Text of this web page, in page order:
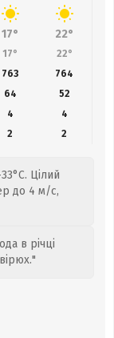
17° 22°
17° 22°
763 764
64 52
4
4
2 2
Цілий
до 4 м/с,
в річці